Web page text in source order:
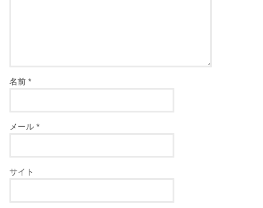
名前*
メール*
サイト